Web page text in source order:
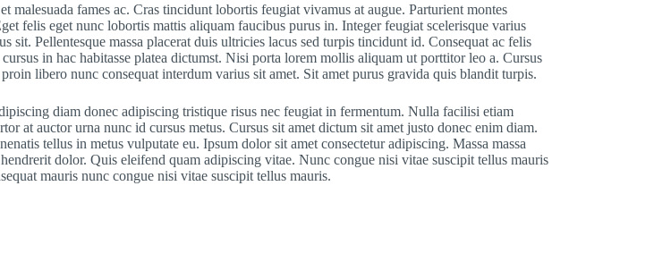
fames ac. Cras tincidunt lobortis feugiat vivamus at augue. Parturient montes
felis eget nunc lobortis mattis aliquam faucibus purus in. Integer feugiat scelerisque varius
Pellentesque massa placerat duis ultricies lacus sed turpis tincidunt id. Consequat ac felis
in hac habitasse platea dictumst. Nisi porta lorem mollis aliquam ut porttitor leo a. Cursus
libero nunc consequat interdum varius sit amet. Sit amet purus gravida quis blandit turpis.
diam donec adipiscing tristique risus nec feugiat in fermentum. Nulla facilisi etiam
at auctor urna nunc id cursus metus. Cursus sit amet dictum sit amet justo donec enim diam.
tellus in metus vulputate eu. Ipsum dolor sit amet consectetur adipiscing. Massa massa
dolor. Quis eleifend quam adipiscing vitae. Nunc congue nisi vitae suscipit tellus mauris
mauris nunc congue nisi vitae suscipit tellus mauris.